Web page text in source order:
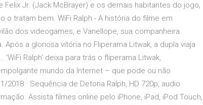
Jr. (Jack McBrayer) e os demais habitantes do jogo,
tratam bem. WiFi Ralph - A história do filme em
dos videogames, e Vanellope, sua companheira
a gloriosa vitória no Fliperama Litwak, a dupla viaja
Ralph‘ deixa para trás o fliperama Litwak,
mundo da Internet – que pode ou não
· Sequência de Detona Ralph, HD 720p, audio
Assista filmes online pelo iPhone, iPad, iPod Touch,